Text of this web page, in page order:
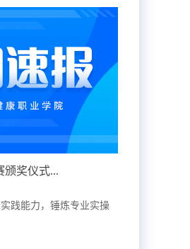
颁奖仪式...
践能力，锤炼专业实操